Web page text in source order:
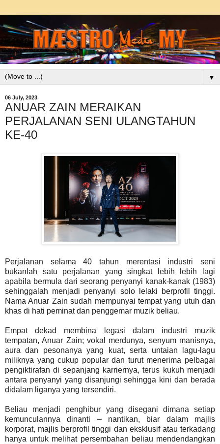
▼
06 July, 2023
ANUAR ZAIN MERAIKAN
PERJALANAN SENI ULANGTAHUN
KE-40
Perjalanan selama 40 tahun merentasi industri seni
bukanlah satu perjalanan yang singkat lebih lebih lagi
apabila bermula dari seorang penyanyi kanak-kanak (1983)
sehinggalah menjadi penyanyi solo lelaki berprofil tinggi.
Nama Anuar Zain sudah mempunyai tempat yang utuh dan
khas di hati peminat dan penggemar muzik beliau.
Empat dekad membina legasi dalam industri muzik
tempatan, Anuar Zain; vokal merdunya, senyum manisnya,
aura dan pesonanya yang kuat, serta untaian lagu-lagu
miliknya yang cukup popular dan turut menerima pelbagai
pengiktirafan di sepanjang karriernya, terus kukuh menjadi
antara penyanyi yang disanjungi sehingga kini dan berada
didalam liganya yang tersendiri.
Beliau menjadi penghibur yang disegani dimana setiap
kemunculannya dinanti – nantikan, biar dalam majlis
korporat, majlis berprofil tinggi dan eksklusif atau terkadang
hanya untuk melihat persembahan beliau mendendangkan